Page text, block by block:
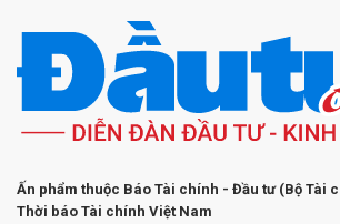
Ấn phẩm thuộc Báo Tài chính - Đầu tư (Bộ Tài
Thời báo Tài chính Việt Nam